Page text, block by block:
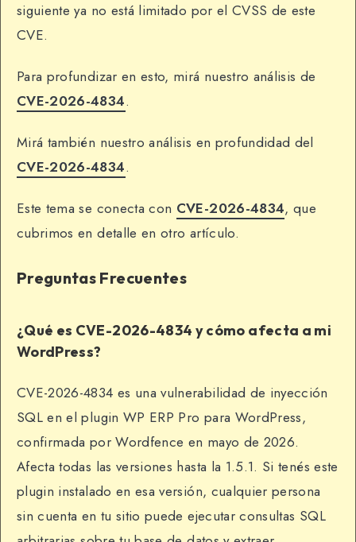
siguiente ya no está limitado por el CVSS de este
CVE.
Para profundizar en esto, mirá nuestro análisis de
CVE-2026-4834.
Mirá también nuestro análisis en profundidad del
CVE-2026-4834.
Este tema se conecta con CVE-2026-4834, que
cubrimos en detalle en otro artículo.
Preguntas Frecuentes
¿Qué es CVE-2026-4834 y cómo afecta a mi
WordPress?
CVE-2026-4834 es una vulnerabilidad de inyección
SQL en el plugin WP ERP Pro para WordPress,
confirmada por Wordfence en mayo de 2026.
Afecta todas las versiones hasta la 1.5.1. Si tenés este
plugin instalado en esa versión, cualquier persona
sin cuenta en tu sitio puede ejecutar consultas SQL